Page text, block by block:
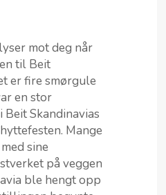
mot deg når
til Beit
er fire smørgule
en stor
Skandinavias
Mange
sine
på veggen
ble hengt opp